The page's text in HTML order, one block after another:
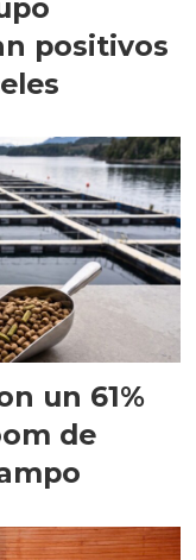
positivos
un 61%
de